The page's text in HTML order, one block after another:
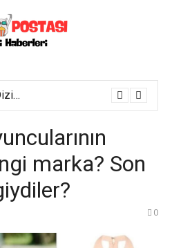
Bereketli Topraklar Dizisinin İlk Tanıtım Fragmanı Yayımlandı! Yeni dizi yakında Show TV’de başlıyor!
marka? Son
0